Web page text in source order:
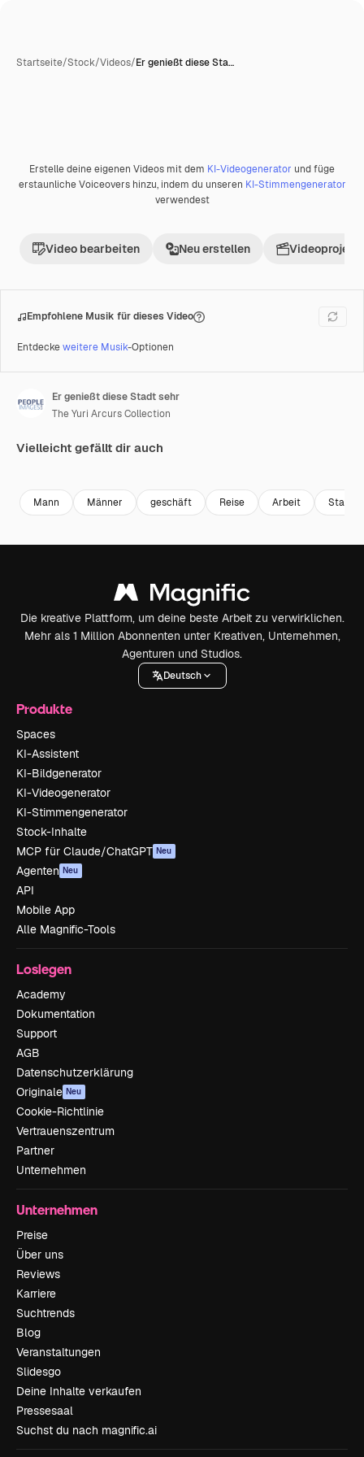
Startseite/Stock/Videos/Er genießt diese Sta…
Premium
Erstelle deine eigenen Videos mit dem KI-Videogenerator und füge
erstaunliche Voiceovers hinzu, indem du unseren KI-Stimmengenerator
verwendest
Video bearbeiten Neu erstellen Videoprojekt
Empfohlene Musik für dieses Video
Entdeckeweitere Musik-Optionen
Er genießt diese Stadt sehr
The Yuri Arcurs Collection
Vielleicht gefällt dir auch
Mann Männer geschäft Reise Arbeit Stadt
Die kreative Plattform, um deine beste Arbeit zu verwirklichen.
Mehr als 1 Million Abonnenten unter Kreativen, Unternehmen,
Agenturen und Studios.
Deutsch
Produkte
Spaces
KI-Assistent
KI-Bildgenerator
KI-Videogenerator
KI-Stimmengenerator
Stock-Inhalte
MCP für Claude/ChatGPT Neu
Agenten Neu
API
Mobile App
Alle Magnific-Tools
Loslegen
Academy
Dokumentation
Support
AGB
Datenschutzerklärung
Originale Neu
Cookie-Richtlinie
Vertrauenszentrum
Partner
Unternehmen
Unternehmen
Preise
Über uns
Reviews
Karriere
Suchtrends
Blog
Veranstaltungen
Slidesgo
Deine Inhalte verkaufen
Pressesaal
Suchst du nach magnific.ai